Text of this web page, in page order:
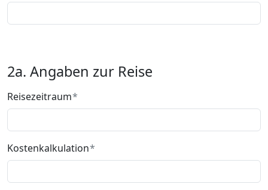
2a. Angaben zur Reise
Reisezeitraum
Kostenkalkulation